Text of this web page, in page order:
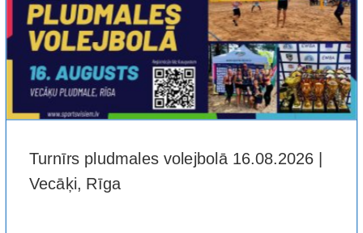
Turnīrs pludmales volejbolā 16.08.2026 |
Vecāķi, Rīga